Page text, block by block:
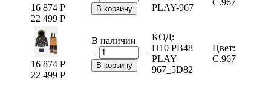
16 874 Р
22 499 Р
В корзину
PLAY-967
16 874 Р
22 499 Р
В наличии
+
−
В корзину
КОД:
H10 PB48
PLAY-
967_5D82
Цвет:
C.967